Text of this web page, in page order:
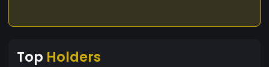
Top Holders